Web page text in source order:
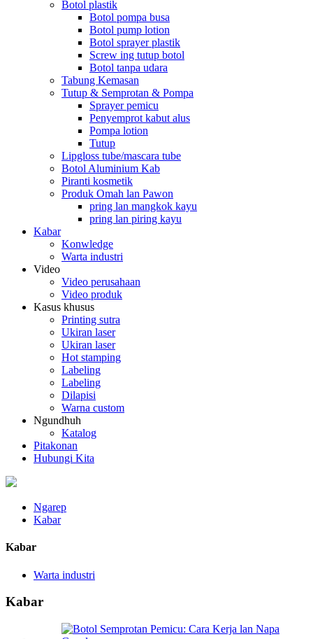
Botol plastik
Botol pompa busa
Botol pump lotion
Botol sprayer plastik
Screw ing tutup botol
Botol tanpa udara
Tabung Kemasan
Tutup & Semprotan & Pompa
Sprayer pemicu
Penyemprot kabut alus
Pompa lotion
Tutup
Lipgloss tube/mascara tube
Botol Aluminium Kab
Piranti kosmetik
Produk Omah lan Pawon
pring lan mangkok kayu
pring lan piring kayu
Kabar
Konwledge
Warta industri
Video
Video perusahaan
Video produk
Kasus khusus
Printing sutra
Ukiran laser
Ukiran laser
Hot stamping
Labeling
Labeling
Dilapisi
Warna custom
Ngundhuh
Katalog
Pitakonan
Hubungi Kita
Ngarep
Kabar
Kabar
Warta industri
Kabar